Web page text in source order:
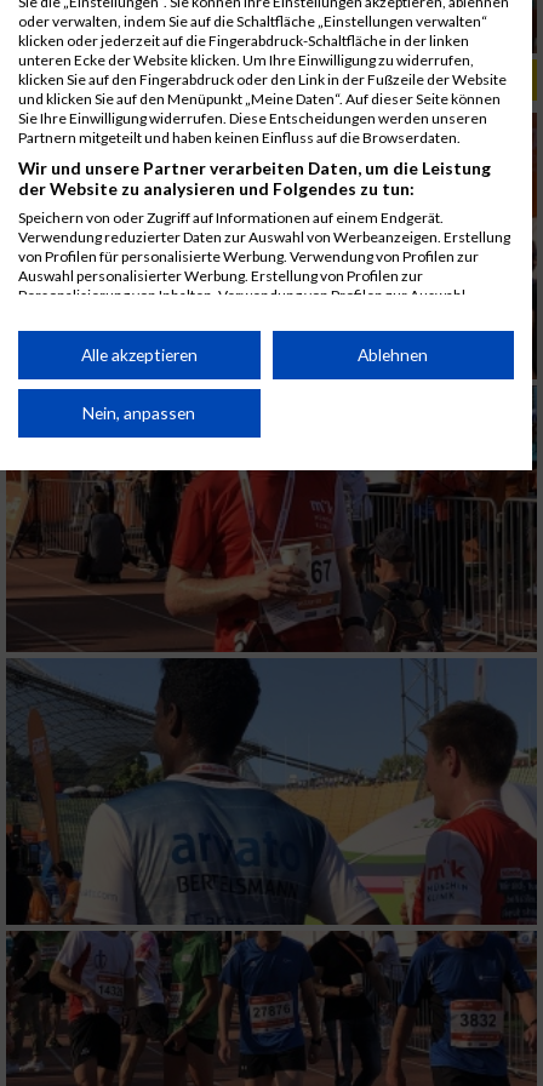
ALBUM B2RUN MÜNCHEN, B2RUN / 16.07.2019
oder verwalten, indem Sie auf die Schaltfläche „Einstellungen verwalten“
klicken oder jederzeit auf die Fingerabdruck-Schaltfläche in der linken
unteren Ecke der Website klicken. Um Ihre Einwilligung zu widerrufen,
klicken Sie auf den Fingerabdruck oder den Link in der Fußzeile der Website
und klicken Sie auf den Menüpunkt „Meine Daten“. Auf dieser Seite können
Sie Ihre Einwilligung widerrufen. Diese Entscheidungen werden unseren
Partnern mitgeteilt und haben keinen Einfluss auf die Browserdaten.
Wir und unsere Partner verarbeiten Daten, um die Leistung
der Website zu analysieren und Folgendes zu tun:
Speichern von oder Zugriff auf Informationen auf einem Endgerät.
Verwendung reduzierter Daten zur Auswahl von Werbeanzeigen. Erstellung
von Profilen für personalisierte Werbung. Verwendung von Profilen zur
Auswahl personalisierter Werbung. Erstellung von Profilen zur
Personalisierung von Inhalten. Verwendung von Profilen zur Auswahl
Performance von Inhalten. Analyse von Zielgruppen durch Statistiken oder
Kombinationen von Daten aus verschiedenen Quellen. Entwicklung und
von Inhalten.
Daten können außerhalb der Europäischen Union weitergegeben und in die
Website/App.
Partnerliste anzeigen (1 IAB-Anbieter)
Wir nutzen Ihre Daten für folgende Zwecke:
IAB-Verarbeitungszwecke:
Speichern von oder Zugriff auf Informationen
auf einem Endgerät
Verwendung reduzierter Daten zur Auswahl
von Werbeanzeigen
Erstellung von Profilen für personalisierte
Werbung
Verwendung von Profilen zur Auswahl
personalisierter Werbung
Erstellung von Profilen zur Personalisierung
von Inhalten
Verwendung von Profilen zur Auswahl
personalisierter Inhalte
Alle akzeptieren Ablehnen
Nein, anpassen